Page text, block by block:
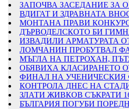
ЗАПОЧВА ЗАСЕДАНИЕ ЗА
ВДИГАТ И ЗДРАВНАТА
МОНТАНА ПРАВИ
ДЪРВОДЕЛСКОТО БИ
ИЗВАДИЛИ АРМАТУРАТА
ЛОМЧАНИН ПРОБУТВАЛ
МЪГЛА НА ПЕТРОХАН,
ОБЯВИХА КЛАСИРАНЕТО
ФИНАЛ НА УЧЕНИЧЕСКИЯ
КОНТРОЛА ДНЕС НА
ЗЛАТИ ЖИВКОВ СЪКРАТИ
БЪЛГАРИЯ ПОГУБИ